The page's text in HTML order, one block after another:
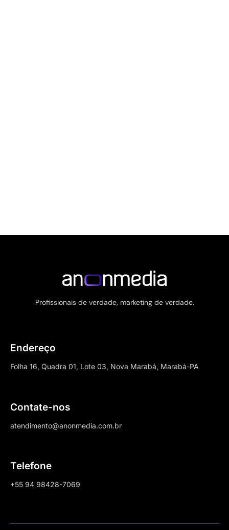
Profissionais de verdade, marketing de verdade.
Endereço
Folha 16, Quadra 01, Lote 03, Nova Marabá, Marabá-PA
Contate-nos
atendimento@anonmedia.com.br
Telefone
+55 94 98428-7069